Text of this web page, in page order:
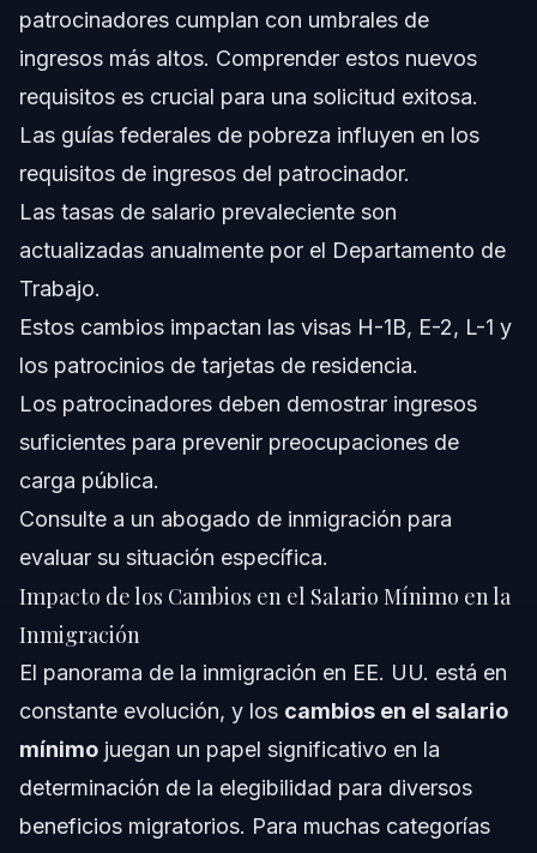
patrocinadores cumplan con umbrales de
ingresos más altos. Comprender estos nuevos
requisitos es crucial para una solicitud exitosa.
Las guías federales de pobreza influyen en los
requisitos de ingresos del patrocinador.
Las tasas de salario prevaleciente son
actualizadas anualmente por el Departamento de
Trabajo.
Estos cambios impactan las visas H-1B, E-2, L-1 y
los patrocinios de tarjetas de residencia.
Los patrocinadores deben demostrar ingresos
suficientes para prevenir preocupaciones de
carga pública.
Consulte a un abogado de inmigración para
evaluar su situación específica.
Impacto de los Cambios en el Salario Mínimo en la
Inmigración
El panorama de la inmigración en EE. UU. está en
constante evolución, y los cambios en el salario
mínimo juegan un papel significativo en la
determinación de la elegibilidad para diversos
beneficios migratorios. Para muchas categorías